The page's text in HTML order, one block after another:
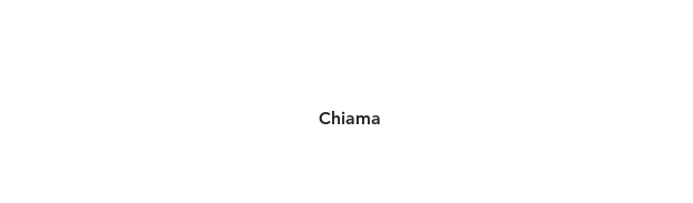
Chiama